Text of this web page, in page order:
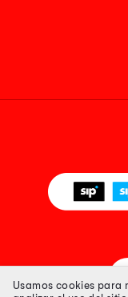
Usamos cookies para